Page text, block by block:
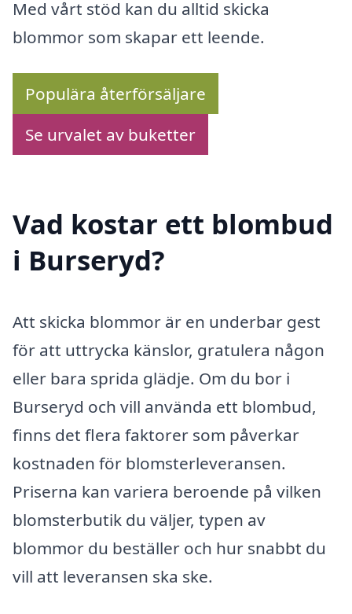
Med vårt stöd kan du alltid skicka
blommor som skapar ett leende.
Populära återförsäljare
Se urvalet av buketter
Vad kostar ett blombud
i Burseryd?
Att skicka blommor är en underbar gest
för att uttrycka känslor, gratulera någon
eller bara sprida glädje. Om du bor i
Burseryd och vill använda ett blombud,
finns det flera faktorer som påverkar
kostnaden för blomsterleveransen.
Priserna kan variera beroende på vilken
blomsterbutik du väljer, typen av
blommor du beställer och hur snabbt du
vill att leveransen ska ske.